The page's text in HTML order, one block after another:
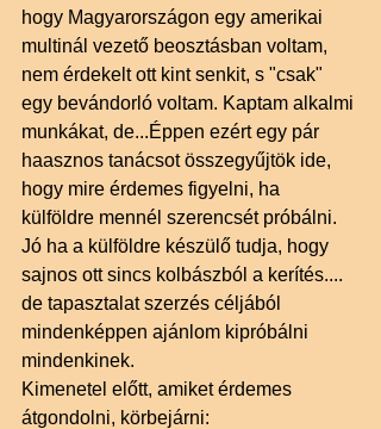
hogy Magyarországon egy amerikai
multinál vezető beosztásban voltam,
nem érdekelt ott kint senkit, s "csak"
egy bevándorló voltam. Kaptam alkalmi
munkákat, de...Éppen ezért egy pár
haasznos tanácsot összegyűjtök ide,
hogy mire érdemes figyelni, ha
külföldre mennél szerencsét próbálni.
Jó ha a külföldre készülő tudja, hogy
sajnos ott sincs kolbászból a kerítés....
de tapasztalat szerzés céljából
mindenképpen ajánlom kipróbálni
mindenkinek.
Kimenetel előtt, amiket érdemes
átgondolni, körbejárni: